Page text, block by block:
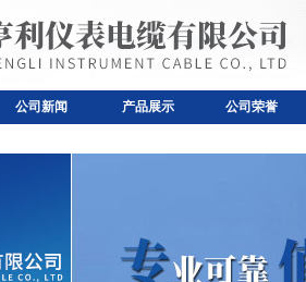
公司新闻 产品展示 公司荣誉